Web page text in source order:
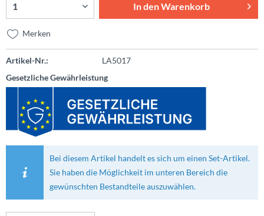
In denWarenkorb
Merken
Artikel-Nr.:
LA5017
Gesetzliche Gewährleistung
Bei diesem Artikel handelt es sich um einen Set-Artikel.
Sie haben die Möglichkeit im unteren Bereich die
gewünschten Bestandteile auszuwählen.